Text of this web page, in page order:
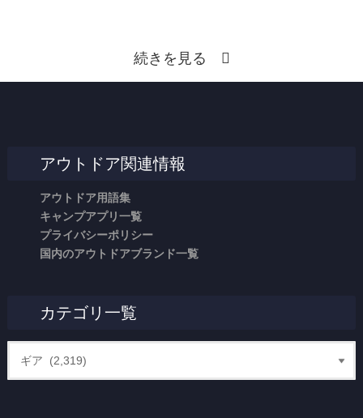
続きを見る
アウトドア関連情報
アウトドア用語集
キャンプアプリ一覧
プライバシーポリシー
国内のアウトドアブランド一覧
カテゴリ一覧